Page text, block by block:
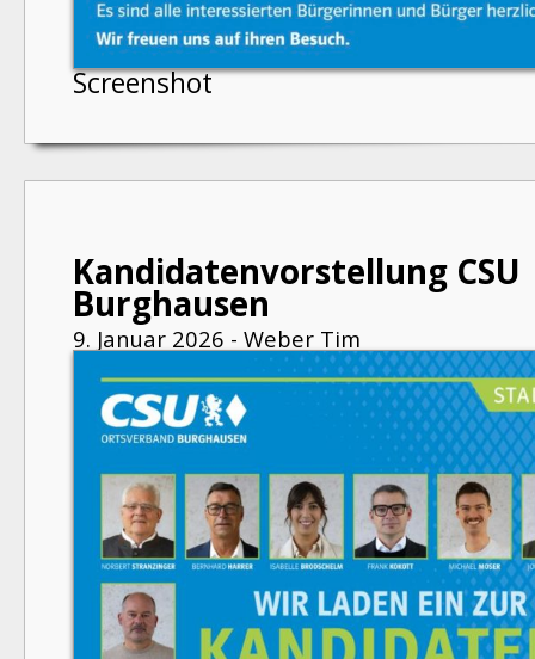
Screenshot
Kandidatenvorstellung CSU
Burghausen
9. Januar 2026 - Weber Tim